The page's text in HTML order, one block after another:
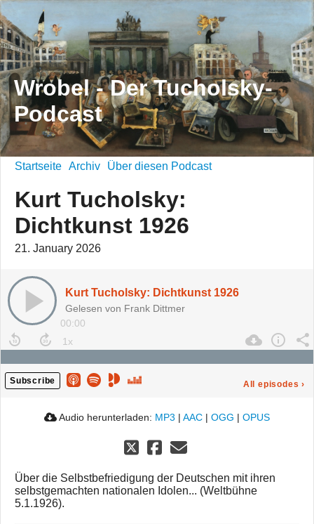
Wrobel - Der Tucholsky-
Podcast
Startseite Archiv Über diesen Podcast
Kurt Tucholsky:
Dichtkunst 1926
21. January 2026
Kurt Tucholsky: Dichtkunst 1926
Gelesen von Frank Dittmer
00:00
Subscribe All episodes ›
Audio herunterladen: MP3 | AAC | OGG | OPUS
Über die Selbstbefriedigung der Deutschen mit ihren
selbstgemachten nationalen Idolen... (Weltbühne
5.1.1926).